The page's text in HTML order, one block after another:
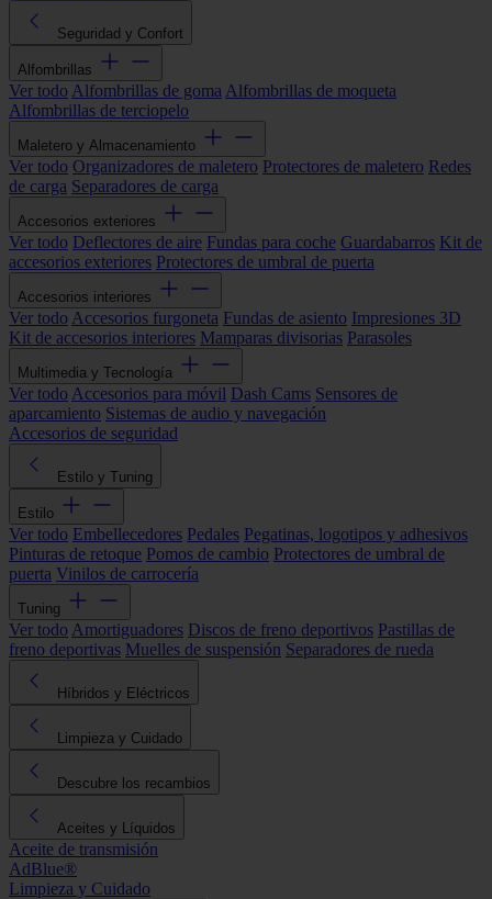
Seguridad y Confort
Alfombrillas
Ver todo Alfombrillas de goma Alfombrillas de moqueta
Alfombrillas de terciopelo
Maletero y Almacenamiento
Ver todo Organizadores de maletero Protectores de maletero Redes
de carga Separadores de carga
Accesorios exteriores
Ver todo Deflectores de aire Fundas para coche Guardabarros Kit de
accesorios exteriores Protectores de umbral de puerta
Accesorios interiores
Ver todo Accesorios furgoneta Fundas de asiento Impresiones 3D
Kit de accesorios interiores Mamparas divisorias Parasoles
Multimedia y Tecnología
Ver todo Accesorios para móvil Dash Cams Sensores de
aparcamiento Sistemas de audio y navegación
Accesorios de seguridad
Estilo y Tuning
Estilo
Ver todo Embellecedores Pedales Pegatinas, logotipos y adhesivos
Pinturas de retoque Pomos de cambio Protectores de umbral de
puerta Vinilos de carrocería
Tuning
Ver todo Amortiguadores Discos de freno deportivos Pastillas de
freno deportivas Muelles de suspensión Separadores de rueda
Híbridos y Eléctricos
Limpieza y Cuidado
Descubre los recambios
Aceites y Líquidos
Aceite de transmisión
AdBlue®
Limpieza y Cuidado